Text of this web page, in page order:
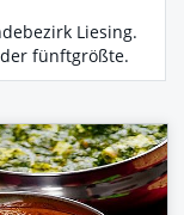
Liesing.
fünftgrößte.